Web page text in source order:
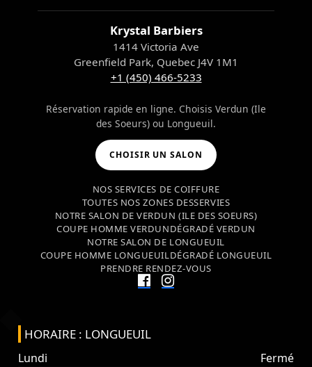
Krystal Barbiers
1414 Victoria Ave
Greenfield Park, Quebec J4V 1M1
+1 (450) 466-5233
Réservation rapide en ligne. Choisis Verdun (Ile
des Soeurs) ou Longueuil.
CHOISIR UN SALON
NOS SERVICES DE COIFFURE
TOUTES NOS ZONES DESSERVIES
NOTRE SALON DE VERDUN (ILE DES SOEURS)
COUPE HOMME VERDUNDÉGRADÉ VERDUN
NOTRE SALON DE LONGUEUIL
COUPE HOMME LONGUEUILDÉGRADÉ LONGUEUIL
PRENDRE RENDEZ-VOUS
HORAIRE : LONGUEUIL
Lundi
Fermé